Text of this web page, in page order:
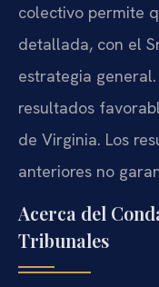
colectivo permite
detallada, con el
estrategia
resultados
de Virginia. Los
anteriores no
Acerca del
Tribunales